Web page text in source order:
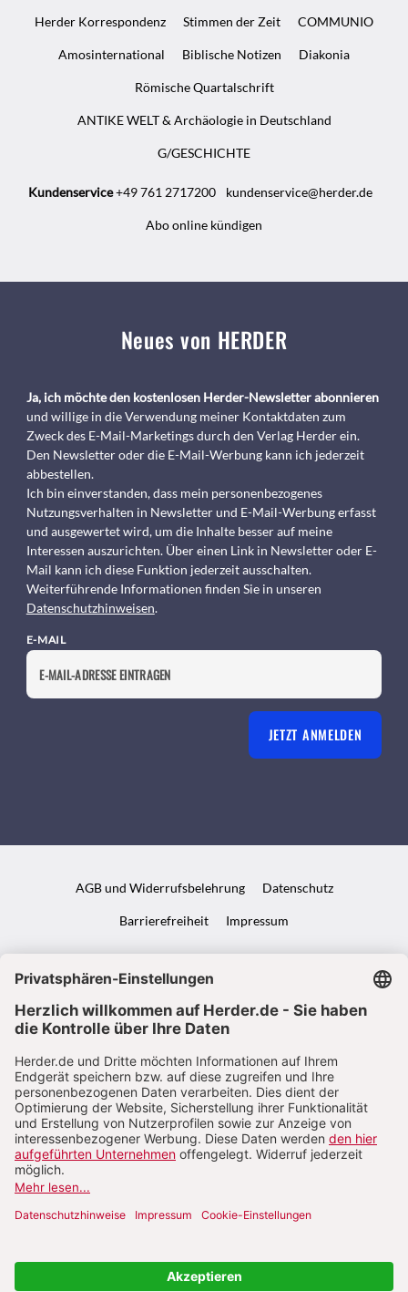
Herder Korrespondenz Stimmen der Zeit COMMUNIO
Amosinternational Biblische Notizen Diakonia
Römische Quartalschrift
ANTIKE WELT & Archäologie in Deutschland
G/GESCHICHTE
Kundenservice+49 761 2717200 kundenservice@herder.de
Abo online kündigen
Neues von HERDER
Ja, ich möchte den kostenlosen Herder-Newsletter abonnieren
und willige in die Verwendung meiner Kontaktdaten zum
Zweck des E-Mail-Marketings durch den Verlag Herder ein.
Den Newsletter oder die E-Mail-Werbung kann ich jederzeit
abbestellen.
Ich bin einverstanden, dass mein personenbezogenes
Nutzungsverhalten in Newsletter und E-Mail-Werbung erfasst
und ausgewertet wird, um die Inhalte besser auf meine
Interessen auszurichten. Über einen Link in Newsletter oder E-
Mail kann ich diese Funktion jederzeit ausschalten.
Weiterführende Informationen finden Sie in unseren
Datenschutzhinweisen.
E-MAIL
JETZT ANMELDEN
AGB und Widerrufsbelehrung Datenschutz
Barrierefreiheit Impressum
VERTRAG WIDERRUFEN